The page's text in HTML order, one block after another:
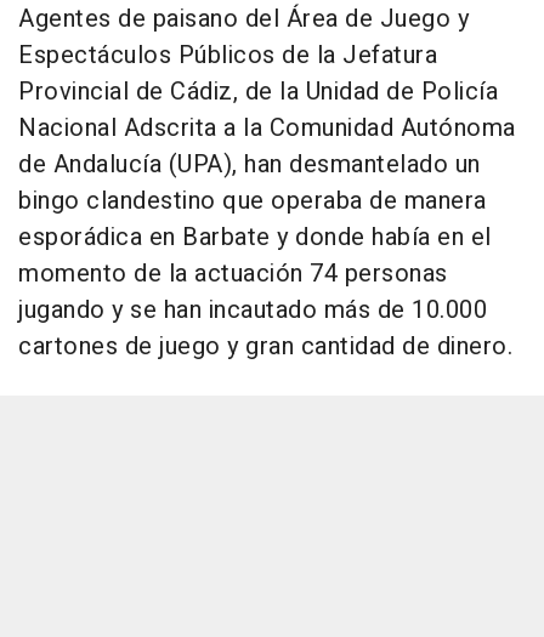
Agentes de paisano del Área de Juego y
Espectáculos Públicos de la Jefatura
Provincial de Cádiz, de la Unidad de Policía
Nacional Adscrita a la Comunidad Autónoma
de Andalucía (UPA), han desmantelado un
bingo clandestino que operaba de manera
esporádica en Barbate y donde había en el
momento de la actuación 74 personas
jugando y se han incautado más de 10.000
cartones de juego y gran cantidad de dinero.